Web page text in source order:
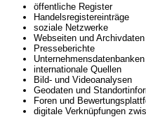
öffentliche Register
Handelsregistereinträge
soziale Netzwerke
Webseiten und Archivdaten
Presseberichte
Unternehmensdatenbanken
internationale Quellen
Bild- und Videoanalysen
Geodaten und
Foren und
digitale Verknüpfungen